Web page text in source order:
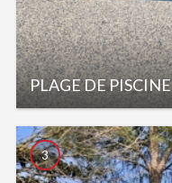
PLAGE DE PISCINE
3